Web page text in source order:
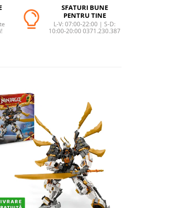
SFATURI BUNE
PENTRU TINE
L-V: 07:00-22:00 | S-D:
10:00-20:00 0371.230.387